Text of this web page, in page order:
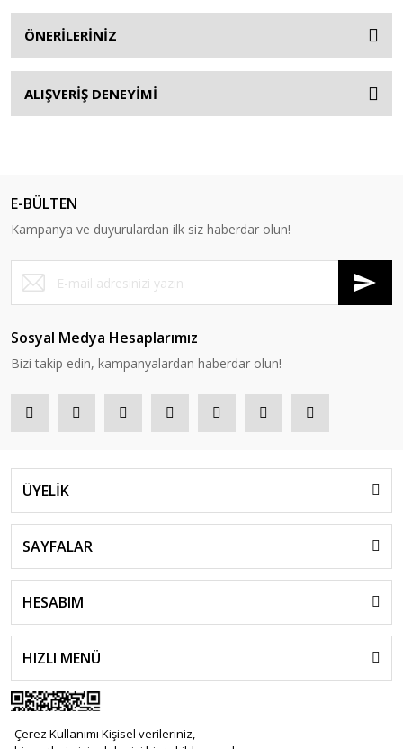
Çerez Kullanımı Kişisel verileriniz,
ÖNERİLERİNİZ
ALIŞVERİŞ DENEYİMİ
E-BÜLTEN
Kampanya ve duyurulardan ilk siz haberdar olun!
Sosyal Medya Hesaplarımız
Bizi takip edin, kampanyalardan haberdar olun!
ÜYELİK
SAYFALAR
HESABIM
HIZLI MENÜ